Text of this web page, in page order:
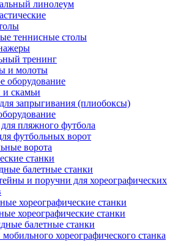
линолеум
теннисные столы
тренинг
и молоты
оборудование
скамьи
запрыгивания (плиобоксы)
пляжного футбола
футбольных ворот
ворота
станки
балетные станки
и поручни для хореографических
хореографические станки
хореографические станки
балетные станки
хореографического станка